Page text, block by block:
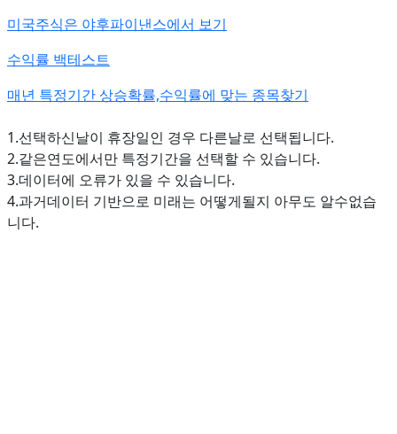
미국주식은 야후파이낸스에서 보기
수익률 백테스트
매년 특정기간 상승확률,수익률에 맞는 종목찾기
1.선택하신날이 휴장일인 경우 다른날로 선택됩니다.
2.같은연도에서만 특정기간을 선택할 수 있습니다.
3.데이터에 오류가 있을 수 있습니다.
4.과거데이터 기반으로 미래는 어떻게될지 아무도 알수없습
니다.